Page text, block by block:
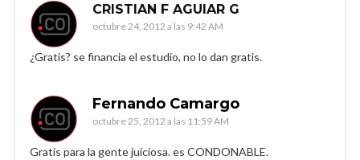
CRISTIAN F AGUIAR G
octubre 24, 2012 a las 9:42 AM
¿Gratis? se financia el estudio, no lo dan gratis.
Fernando Camargo
octubre 25, 2012 a las 11:59 AM
Gratis para la gente juiciosa. es CONDONABLE.